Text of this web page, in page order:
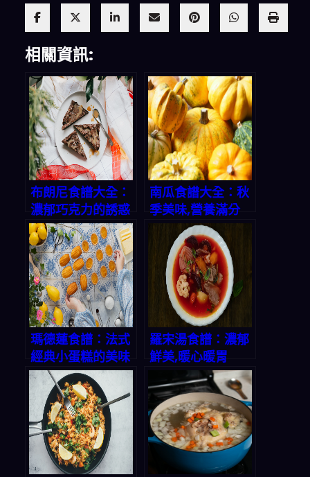
相關資訊:
布朗尼食譜大全：
濃郁巧克力的誘惑
南瓜食譜大全：秋
季美味,營養滿分
瑪德蓮食譜：法式
經典小蛋糕的美味
秘方
羅宋湯食譜：濃郁
鮮美,暖心暖胃